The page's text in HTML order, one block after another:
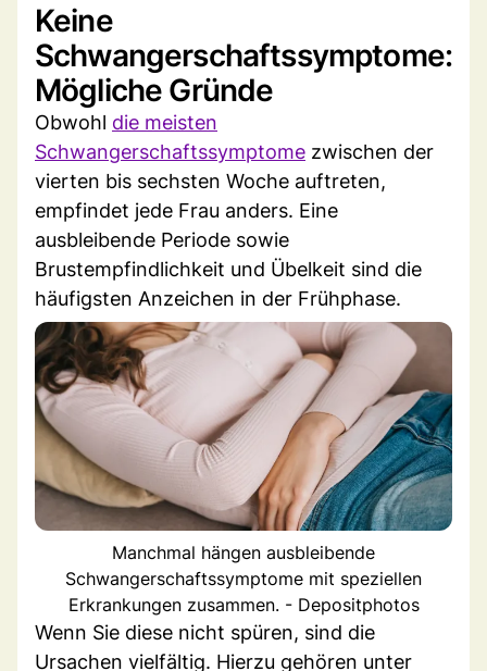
Keine
Schwangerschaftssymptome:
Mögliche Gründe
Obwohl die meisten
Schwangerschaftssymptome zwischen der
vierten bis sechsten Woche auftreten,
empfindet jede Frau anders. Eine
ausbleibende Periode sowie
Brustempfindlichkeit und Übelkeit sind die
häufigsten Anzeichen in der Frühphase.
Manchmal hängen ausbleibende
Schwangerschaftssymptome mit speziellen
Erkrankungen zusammen. - Depositphotos
Wenn Sie diese nicht spüren, sind die
Ursachen vielfältig. Hierzu gehören unter